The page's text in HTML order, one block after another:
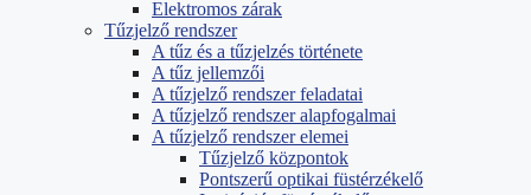
Elektromos zárak
Tűzjelző rendszer
A tűz és a tűzjelzés története
A tűz jellemzői
A tűzjelző rendszer feladatai
A tűzjelző rendszer alapfogalmai
A tűzjelző rendszer elemei
Tűzjelző központok
Pontszerű optikai füstérzékelő